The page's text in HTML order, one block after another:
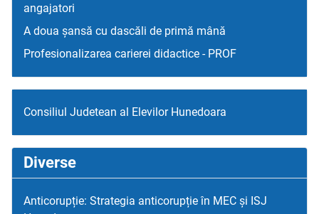
angajatori
A doua șansă cu dascăli de primă mână
Profesionalizarea carierei didactice - PROF
Consiliul Judetean al Elevilor Hunedoara
Diverse
Anticorupție: Strategia anticorupție în MEC și ISJ